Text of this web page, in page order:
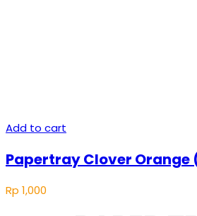
Add to cart
Papertray Clover Orange
Rp 1,000